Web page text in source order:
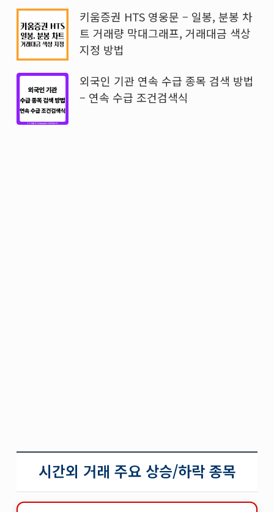
키움증권 HTS 영웅문 – 일봉, 분봉 차
트 거래량 막대그래프, 거래대금 색상
지정 방법
외국인 기관 연속 수급 종목 검색 방법
– 연속 수급 조건검색식
시간외 거래 주요 상승/하락 종목